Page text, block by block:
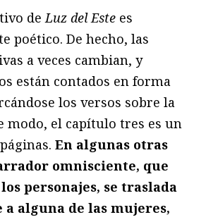
de Luz del Este es
poético. De hecho, las
a veces cambian, y
están contados en forma
los versos sobre la
modo, el capítulo tres es un
En algunas otras
omnisciente, que
personajes, se traslada
alguna de las mujeres,